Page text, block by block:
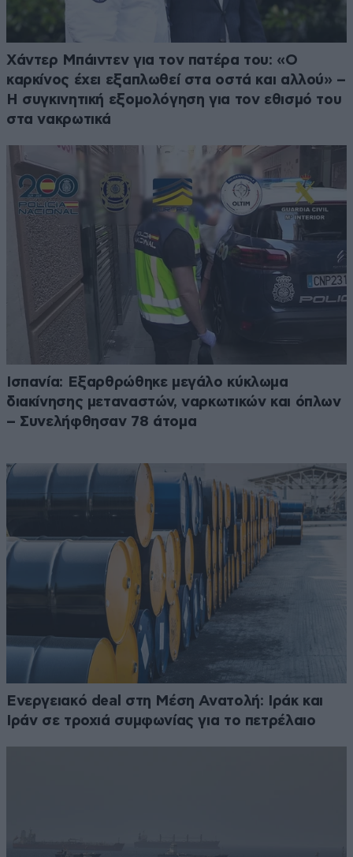
Χάντερ Μπάιντεν για τον πατέρα του: «Ο
καρκίνος έχει εξαπλωθεί στα οστά και αλλού» –
Η συγκινητική εξομολόγηση για τον εθισμό του
στα νακρωτικά
Ισπανία: Εξαρθρώθηκε μεγάλο κύκλωμα
διακίνησης μεταναστών, ναρκωτικών και όπλων
– Συνελήφθησαν 78 άτομα
Ενεργειακό deal στη Μέση Ανατολή: Ιράκ και
Ιράν σε τροχιά συμφωνίας για το πετρέλαιο